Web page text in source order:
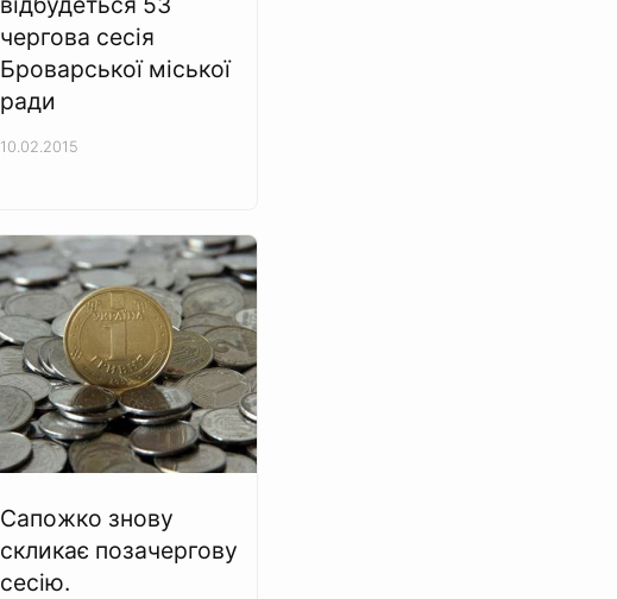
чергова сесія
Броварської міської
ради
10.02.2015
Сапожко знову
скликає позачергову
сесію.